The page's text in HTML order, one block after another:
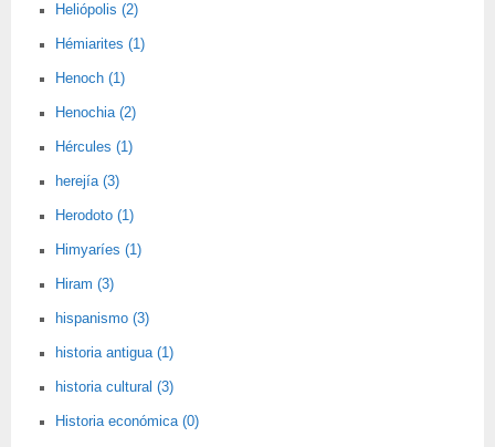
Heliópolis (2)
Hémiarites (1)
Henoch (1)
Henochia (2)
Hércules (1)
herejía (3)
Herodoto (1)
Himyaríes (1)
Hiram (3)
hispanismo (3)
historia antigua (1)
historia cultural (3)
Historia económica (0)